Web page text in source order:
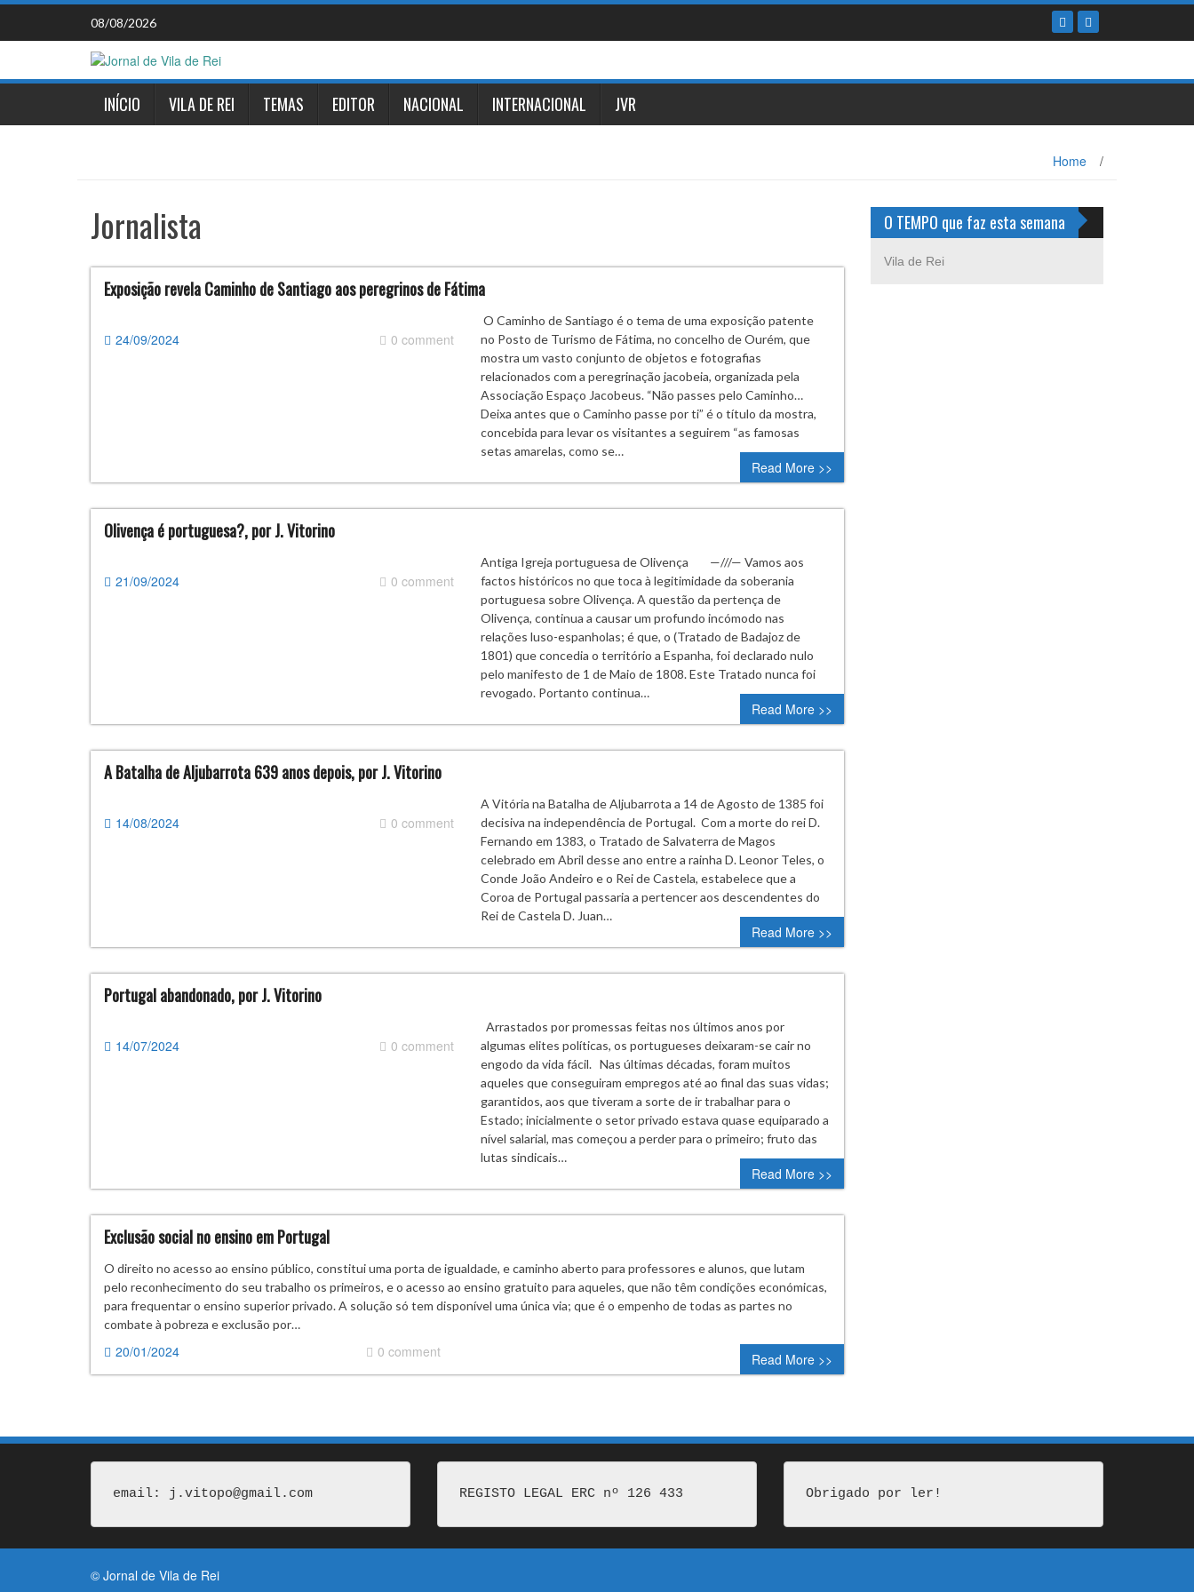
Skip
content
08/08/2026
INÍCIO VILA DE REI TEMAS EDITOR NACIONAL INTERNACIONAL JVR
Home /
Jornalista
Exposição revela Caminho de Santiago aos peregrinos de Fátima
24/09/2024 0 comment
O Caminho de Santiago é o tema de uma exposição patente
no Posto de Turismo de Fátima, no concelho de Ourém, que
mostra um vasto conjunto de objetos e fotografias
relacionados com a peregrinação jacobeia, organizada pela
Associação Espaço Jacobeus. “Não passes pelo Caminho…
Deixa antes que o Caminho passe por ti” é o título da mostra,
concebida para levar os visitantes a seguirem “as famosas
setas amarelas, como se…
Read More >>
Olivença é portuguesa?, por J. Vitorino
21/09/2024 0 comment
Antiga Igreja portuguesa de Olivença —///— Vamos aos
factos históricos no que toca à legitimidade da soberania
portuguesa sobre Olivença. A questão da pertença de
Olivença, continua a causar um profundo incómodo nas
relações luso-espanholas; é que, o (Tratado de Badajoz de
1801) que concedia o território a Espanha, foi declarado nulo
pelo manifesto de 1 de Maio de 1808. Este Tratado nunca foi
revogado. Portanto continua…
Read More >>
A Batalha de Aljubarrota 639 anos depois, por J. Vitorino
14/08/2024 0 comment
A Vitória na Batalha de Aljubarrota a 14 de Agosto de 1385 foi
decisiva na independência de Portugal. Com a morte do rei D.
Fernando em 1383, o Tratado de Salvaterra de Magos
celebrado em Abril desse ano entre a rainha D. Leonor Teles, o
Conde João Andeiro e o Rei de Castela, estabelece que a
Coroa de Portugal passaria a pertencer aos descendentes do
Rei de Castela D. Juan…
Read More >>
Portugal abandonado, por J. Vitorino
14/07/2024 0 comment
Arrastados por promessas feitas nos últimos anos por
algumas elites políticas, os portugueses deixaram-se cair no
engodo da vida fácil. Nas últimas décadas, foram muitos
aqueles que conseguiram empregos até ao final das suas vidas;
garantidos, aos que tiveram a sorte de ir trabalhar para o
Estado; inicialmente o setor privado estava quase equiparado a
nível salarial, mas começou a perder para o primeiro; fruto das
lutas sindicais…
Read More >>
Exclusão social no ensino em Portugal
O direito no acesso ao ensino público, constitui uma porta de igualdade, e caminho aberto para professores e alunos, que lutam
pelo reconhecimento do seu trabalho os primeiros, e o acesso ao ensino gratuito para aqueles, que não têm condições económicas,
para frequentar o ensino superior privado. A solução só tem disponível uma única via; que é o empenho de todas as partes no
combate à pobreza e exclusão por…
20/01/2024 0 comment Read More >>
O TEMPO que faz esta semana
Vila de Rei
email: j.vitopo@gmail.com REGISTO LEGAL ERC nº 126 433 Obrigado por ler!
© Jornal de Vila de Rei